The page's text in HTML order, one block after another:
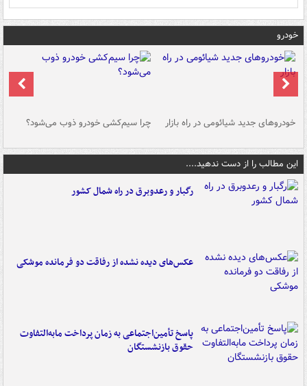
خودرو
خودروهای جدید شیائومی در راه بازار چرا سیم‌کشی خودرو ذوب می‌شود؟
این مطالب را از دست ندهید....
رگبار و رعدوبرق در راه شمال کشور
عکس‌های دیده نشده از رفاقت دو فرمانده‌ موشکی
پاسخ تأمین‌اجتماعی به زمان پرداخت مابه‌التفاوت
حقوق بازنشستگان